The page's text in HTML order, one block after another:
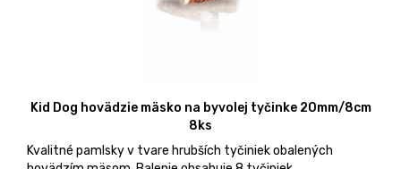
Kid Dog hovädzie mäsko na byvolej tyčinke 20mm/8cm
8ks
Kvalitné pamlsky v tvare hrubších tyčiniek obalených